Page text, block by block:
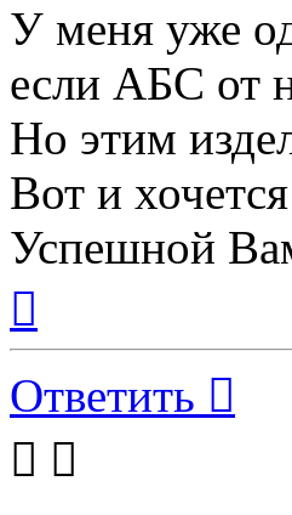
У меня уже
если АБС от
Но этим
Вот и
Успешной
началу
Ответить